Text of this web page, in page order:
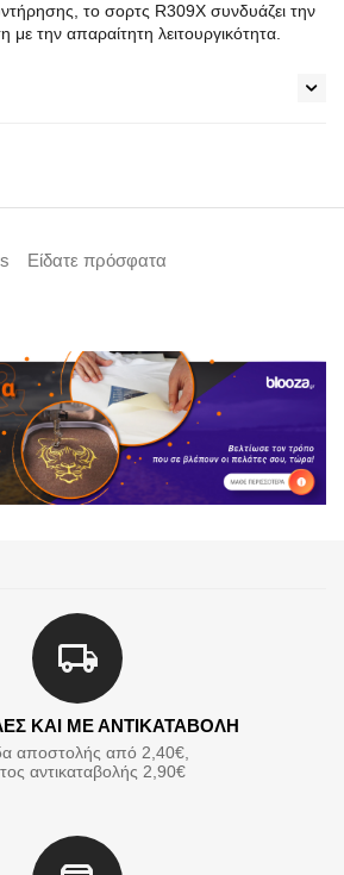
το σορτς R309X συνδυάζει την
με την απαραίτητη λειτουργικότητα.
Είδατε πρόσφατα
ΚΑΙ ΜΕ ΑΝΤΙΚΑΤΑΒΟΛΗ
αποστολής από 2,40€,
αντικαταβολής 2,90€